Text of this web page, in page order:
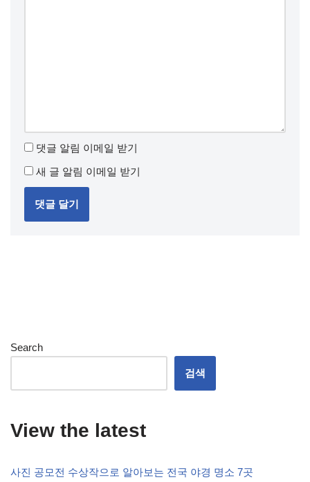
댓글 알림 이메일 받기
새 글 알림 이메일 받기
Search
검색
View the latest
사진 공모전 수상작으로 알아보는 전국 야경 명소 7곳